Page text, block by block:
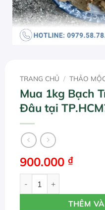
TRANG CHỦ / THẢO
Mua 1kg Bạch
Đâu tại
900.000 ₫
THÊM